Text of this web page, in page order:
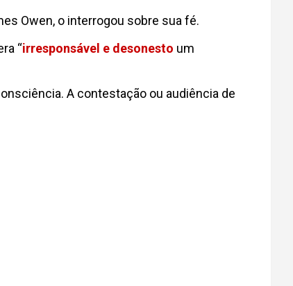
Owen, o interrogou sobre sua fé.
“irresponsável e desonesto um
A contestação ou audiência de